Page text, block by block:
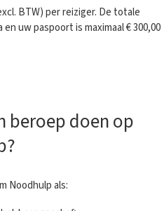
BTW) per reiziger. De totale
uw paspoort is maximaal € 300,00
beroep doen op
Noodhulp als: